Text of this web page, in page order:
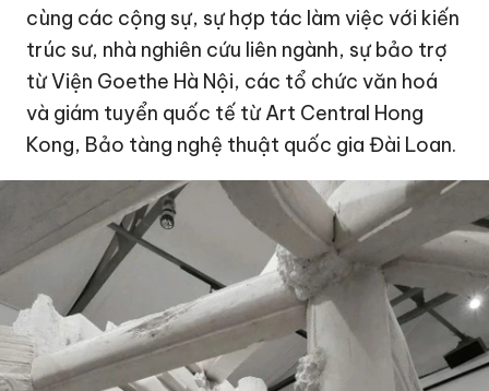
cùng các cộng sự, sự hợp tác làm việc với kiến
trúc sư, nhà nghiên cứu liên ngành, sự bảo trợ
từ Viện Goethe Hà Nội, các tổ chức văn hoá
và giám tuyển quốc tế từ Art Central Hong
Kong, Bảo tàng nghệ thuật quốc gia Đài Loan.